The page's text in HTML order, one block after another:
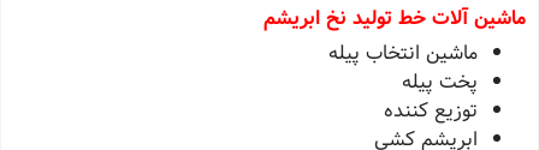
ماشین آلات خط تولید نخ ابریشم
ماشین انتخاب پیله
پخت پیله
توزیع کننده
ابریشم کشی